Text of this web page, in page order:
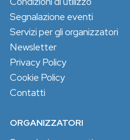
Segnalazione eventi
Servizi per gli organizzatori
Newsletter
Privacy Policy
Cookie Policy
Contatti
ORGANIZZATORI